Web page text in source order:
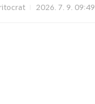
2026. 7. 9. 09:49